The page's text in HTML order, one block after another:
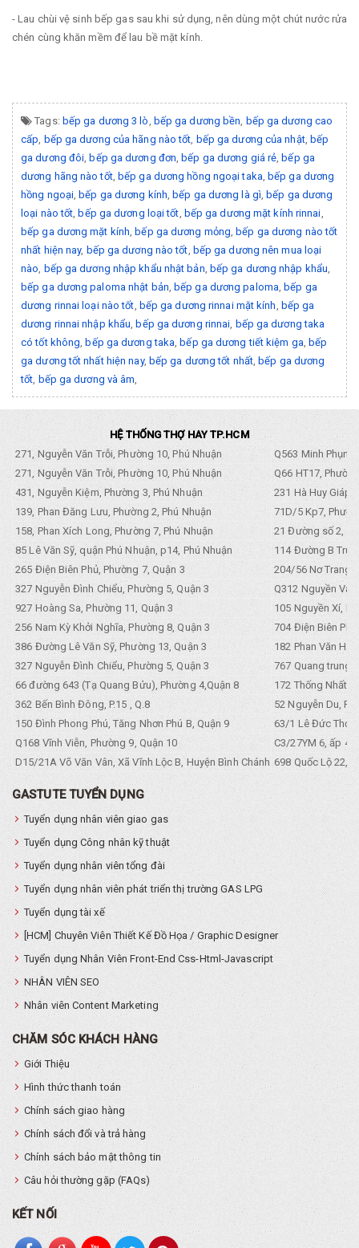
- Lau chùi vệ sinh bếp gas sau khi sử dụng, nên dùng một chút nước rửa
chén cùng khăn mềm để lau bề mặt kính.
Tags: bếp ga dương 3 lò bếp ga dương bền bếp ga dương cao
cấp bếp ga dương của hãng nào tốt bếp ga dương của nhật, bếp
ga dương đôi ,bếp ga dương đơn ,bếp ga dương giá rẻ ,bếp ga
dương hãng nào tốt,bếp ga dương hồng ngoại taka ,bếp ga dương
hồng ngoại ,bếp ga dương kính ,bếp ga dương là gì ,bếp ga dương
loại nào tốt ,bếp ga dương loại tốt bếp ga dương mặt kính rinnai
bếp ga dương mặt kính ,bếp ga dương mỏng ,bếp ga dương nào tốt
nhất hiện nay, bếp ga dương nào tốt bếp ga dương nên mua loại
nào bếp ga dương nhập khẩu nhật bản bếp ga dương nhập khẩu
bếp ga dương paloma nhật bản ,bếp ga dương paloma ,bếp ga
dương rinnai loại nào tốt bếp ga dương rinnai mặt kính bếp ga
dương rinnai nhập khẩu ,bếp ga dương rinnai bếp ga dương taka
có tốt không ,bếp ga dương taka ,bếp ga dương tiết kiệm ga ,bếp
ga dương tốt nhất hiện nay, bếp ga dương tốt nhất,bếp ga dương
tốt bếp ga dương và âm
HỆ THỐNG THỢ HAY TP.HCM
271, Nguyễn Văn Trỗi, Phường 10, Phú Nhuận
Q563 Minh
271, Nguyễn Văn Trỗi, Phường 10, Phú Nhuận
Q66 HT17,
431, Nguyễn Kiệm, Phường 3, Phú Nhuận
231 Hà Huy Giáp,
139, Phan Đăng Lưu, Phường 2, Phú Nhuận
71D/5 Kp7,
158, Phan Xích Long, Phường 7, Phú Nhuận
21 Đường số 2,
85 Lê Văn Sỹ, quận Phú Nhuận, p14, Phú Nhuận
114 Đường B
265 Điện Biên Phủ, Phường 7, Quận 3
204/56 Nơ Trang
327 Nguyễn Đình Chiểu, Phường 5, Quận 3
Q312 Nguyền
927 Hoàng Sa, Phường 11, Quận 3
105 Nguyền Xí,
256 Nam Kỳ Khởi Nghĩa, Phường 8, Quận 3
704 Điện Biên
386 Đường Lê Văn Sỹ, Phường 13, Quận 3
182 Phan Văn
327 Nguyễn Đình Chiểu, Phường 5, Quận 3
767 Quang trung,
66 đường 643 (Tạ Quang Bửu), Phường 4,Quận 8
172 Thống Nhất.
362 Bến Bình Đông, P.15 , Q.8
52 Nguyễn Du,
150 Đình Phong Phú, Tăng Nhơn Phú B, Quận 9
63/1 Lê Đức Thọ,
Q168 Vĩnh Viễn, Phường 9, Quận 10
C3/27YM 6, ấp 4,
D15/21A Võ Văn Vân, Xã Vĩnh Lộc B, Huyện Bình Chánh 698 Quốc Lộ 22,
GASTUTE TUYỂN DỤNG
Tuyển dụng nhân viên giao gas
Tuyển dụng Công nhân kỹ thuật
Tuyển dụng nhân viên tổng đài
Tuyển dụng nhân viên phát triển thị trường GAS LPG
Tuyển dụng tài xế
[HCM] Chuyên Viên Thiết Kế Đồ Họa / Graphic Designer
Tuyển dụng Nhân Viên Front-End Css-Html-Javascript
NHÂN VIÊN SEO
Nhân viên Content Marketing
CHĂM SÓC KHÁCH HÀNG
Giới Thiệu
Hình thức thanh toán
Chính sách giao hàng
Chính sách đổi và trả hàng
Chính sách bảo mật thông tin
Câu hỏi thường gặp (FAQs)
KẾT NỐI